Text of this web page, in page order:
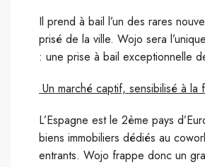
Il prend à bail l’un des rares
prisé de la ville. Wojo sera
: une prise à bail exceptionnelle
Un marché captif, sensibilisé à la
L’Espagne est le 2ème pays
biens immobiliers dédiés au
entrants. Wojo frappe donc un